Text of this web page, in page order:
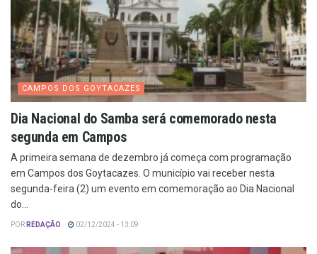
CAMPOS DOS GOYTACAZES
Dia Nacional do Samba será comemorado nesta
segunda em Campos
A primeira semana de dezembro já começa com programação
em Campos dos Goytacazes. O município vai receber nesta
segunda-feira (2) um evento em comemoração ao Dia Nacional
do...
POR REDAÇÃO 02/12/2024 - 13:09